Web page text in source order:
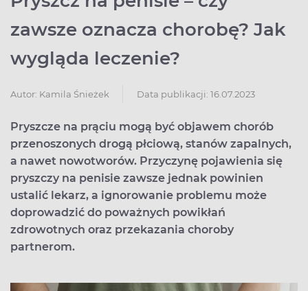
zawsze oznacza chorobę? Jak
wygląda leczenie?
Autor: Kamila Śnieżek Data publikacji: 16.07.2023
Pryszcze na prąciu mogą być objawem chorób
przenoszonych drogą płciową, stanów zapalnych,
a nawet nowotworów. Przyczynę pojawienia się
pryszczy na penisie zawsze jednak powinien
ustalić lekarz, a ignorowanie problemu może
doprowadzić do poważnych powikłań
zdrowotnych oraz przekazania choroby
partnerom.